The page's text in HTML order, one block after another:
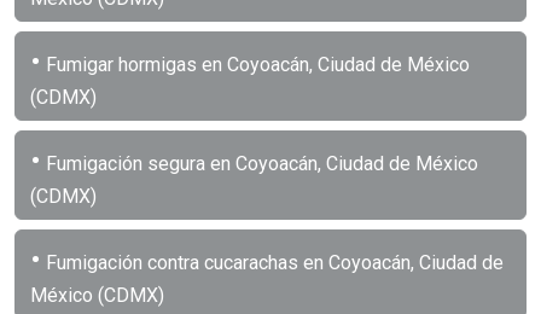
• Fumigar hormigas en Coyoacán, Ciudad de México
(CDMX)
• Fumigación segura en Coyoacán, Ciudad de México
(CDMX)
• Fumigación contra cucarachas en Coyoacán, Ciudad de
México (CDMX)